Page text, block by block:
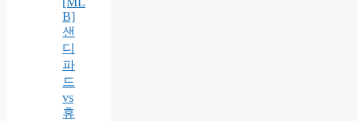
B]
샌
디
파
드
vs
휴